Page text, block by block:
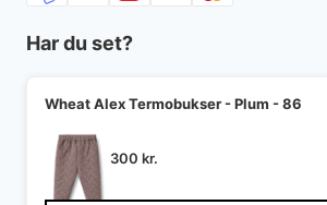
Har du set?
Wheat Alex Termobukser - Plum - 86
300 kr.